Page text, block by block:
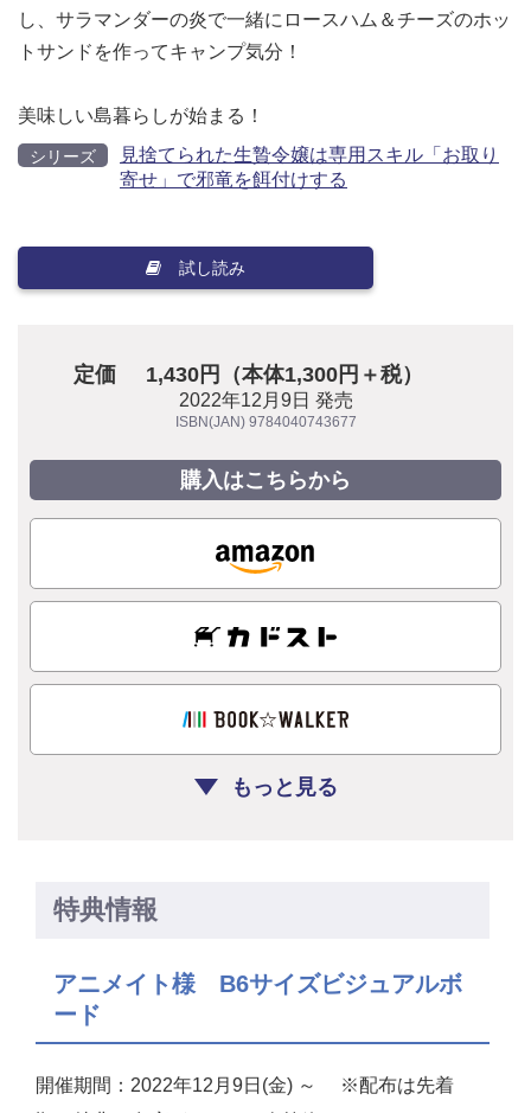
し、サラマンダーの炎で一緒にロースハム＆チーズのホッ
トサンドを作ってキャンプ気分！
美味しい島暮らしが始まる！
シリーズ
見捨てられた生贄令嬢は専用スキル「お取り
寄せ」で邪竜を餌付けする
試し読み
定価 1,430円（本体1,300円＋税）
2022年12月9日 発売
ISBN(JAN) 9784040743677
購入はこちらから
もっと見る
特典情報
アニメイト様 B6サイズビジュアルボ
ード
開催期間：2022年12月9日(金) ～ ※配布は先着